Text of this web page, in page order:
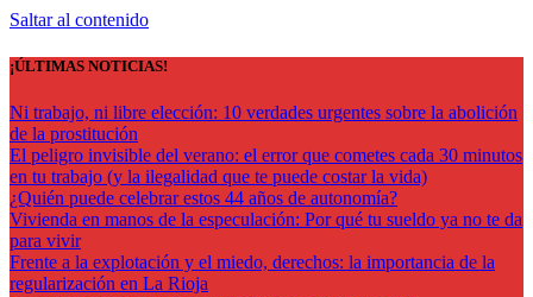
Saltar al contenido
¡ÚLTIMAS NOTICIAS!
Ni trabajo, ni libre elección: 10 verdades urgentes sobre la abolición
de la prostitución
El peligro invisible del verano: el error que cometes cada 30 minutos
en tu trabajo (y la ilegalidad que te puede costar la vida)
¿Quién puede celebrar estos 44 años de autonomía?
Vivienda en manos de la especulación: Por qué tu sueldo ya no te da
para vivir
Frente a la explotación y el miedo, derechos: la importancia de la
regularización en La Rioja